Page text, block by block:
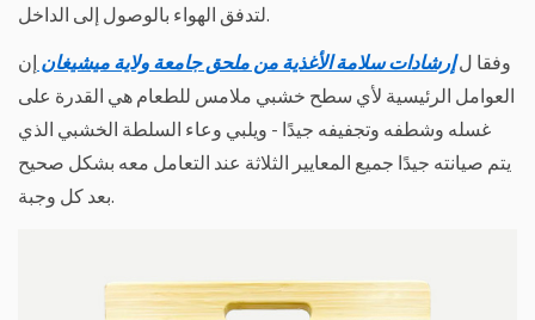
لتدفق الهواء بالوصول إلى الداخل.
وفقا لإرشادات سلامة الأغذية من ملحق جامعة ولاية ميشيغان إن
العوامل الرئيسية لأي سطح خشبي ملامس للطعام هي القدرة على
غسله وشطفه وتجفيفه جيدًا - ويلبي وعاء السلطة الخشبي الذي
يتم صيانته جيدًا جميع المعايير الثلاثة عند التعامل معه بشكل صحيح
بعد كل وجبة.